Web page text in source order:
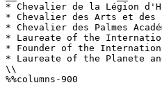
* Chevalier de la Légion
* Chevalier des Arts et des
* Chevalier des Palmes
* Laureate of the
* Founder of the
* Laureate of the Planete
\\
%%columns-900